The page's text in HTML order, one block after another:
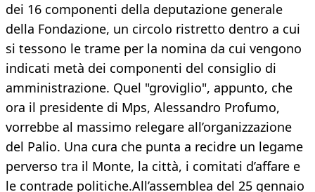
dei 16 componenti della deputazione generale
della Fondazione, un circolo ristretto dentro a cui
si tessono le trame per la nomina da cui vengono
indicati metà dei componenti del consiglio di
amministrazione. Quel "groviglio", appunto, che
ora il presidente di Mps, Alessandro Profumo,
vorrebbe al massimo relegare all’organizzazione
del Palio. Una cura che punta a recidre un legame
perverso tra il Monte, la città, i comitati d’affare e
le contrade politiche.All’assemblea del 25 gennaio